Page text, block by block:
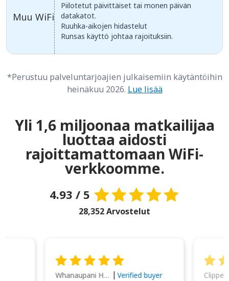
Muu WiFi
Piilotetut päivittäiset tai monen päivän
datakatot.
Ruuhka-aikojen hidastelut
Runsas käyttö johtaa rajoituksiin.
*Perustuu palveluntarjoajien julkaisemiin käytäntöihin
heinäkuu 2026. Lue lisää
Yli 1,6 miljoonaa matkailijaa
luottaa aidosti
rajoittamattomaan WiFi-
verkkoomme.
4.93 / 5
28,352 Arvostelut
Whanaupani Henry Joseph Macown Verified buyer